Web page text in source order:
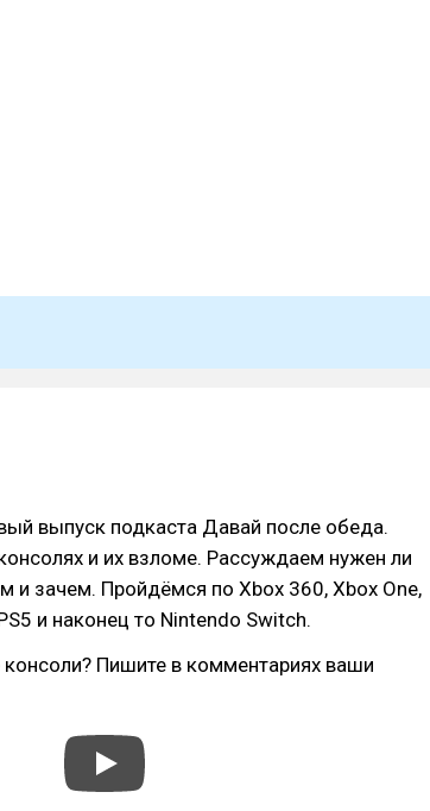
выпуск подкаста Давай после обеда.
и их взломе. Рассуждаем нужен ли
и зачем. Пройдёмся по Xbox 360, Xbox One,
и наконец то Nintendo Switch.
Пишите в комментариях ваши